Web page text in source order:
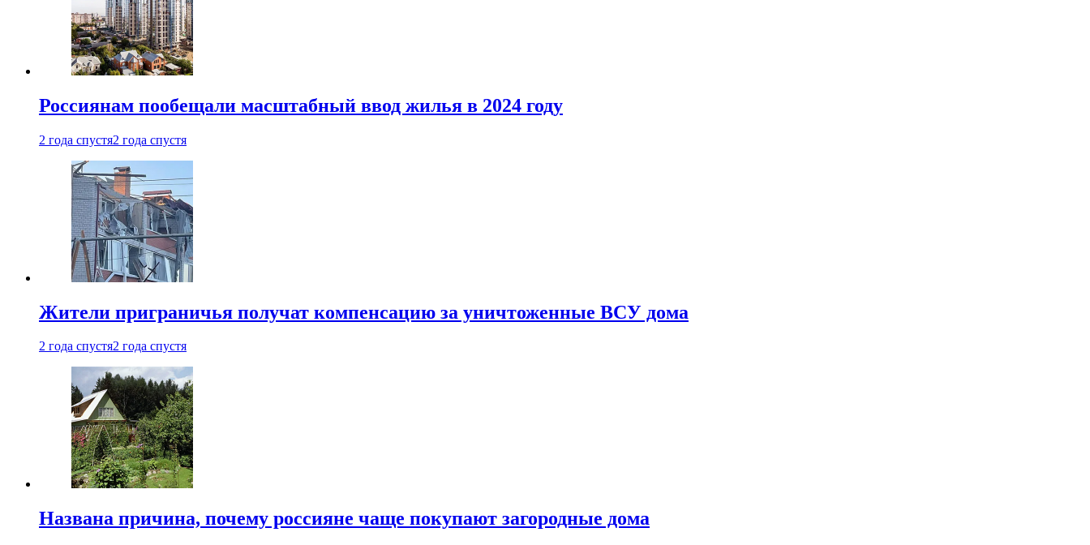
Россиянам пообещали масштабный ввод жилья в 2024 году
2 года спустя2 года спустя
Жители приграничья получат компенсацию за уничтоженные ВСУ дома
2 года спустя2 года спустя
Названа причина, почему россияне чаще покупают загородные дома